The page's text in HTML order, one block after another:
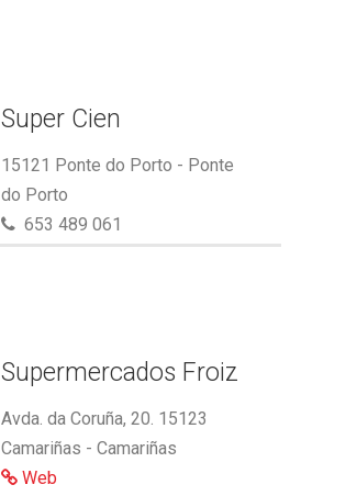
Super Cien
15121 Ponte do Porto - Ponte
do Porto
653 489 061
Supermercados Froiz
Avda. da Coruña, 20. 15123
Camariñas - Camariñas
Web